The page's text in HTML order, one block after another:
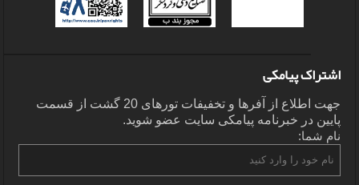
اشتراک پیامکی
جهت اطلاع از آفرها و تخفیفات تورهای 20 گشت از قسمت
پایین در خبرنامه پیامکی سایت عضو شوید.
نام شما: